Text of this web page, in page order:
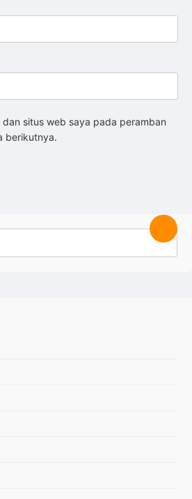
dan situs web saya pada peramban
berikutnya.